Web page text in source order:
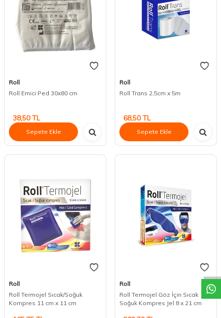
DESTEK
Roll
Roll Emici Ped 30x80 cm
38,50TL
Sepete Ekle
Roll
Roll Trans 2,5cm x 5m
68,50TL
Sepete Ekle
Roll
Roll Termojel Sıcak/Soğuk
Kompres 11 cm x 11 cm
Roll
Roll Termojel Göz İçin Sıcak
Soğuk Kompres Jel 8 x 21 cm